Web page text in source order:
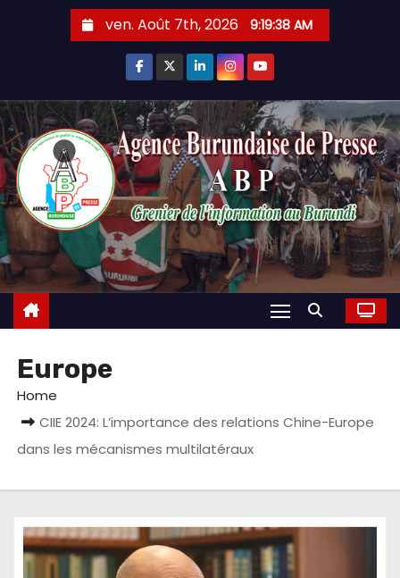
ven. Août 7th, 2026 9:19:39 AM
Europe
Home
CIIE 2024: L’importance des relations Chine-Europe
dans les mécanismes multilatéraux